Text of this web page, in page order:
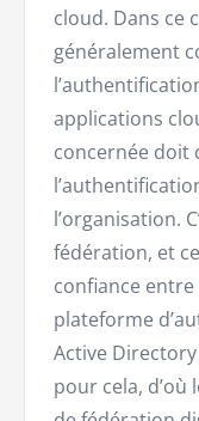
cloud. Dans ce
généralement
applications
concernée doit
l’organisation.
fédération, et
confiance entre
plateforme
Active
pour cela, d’où